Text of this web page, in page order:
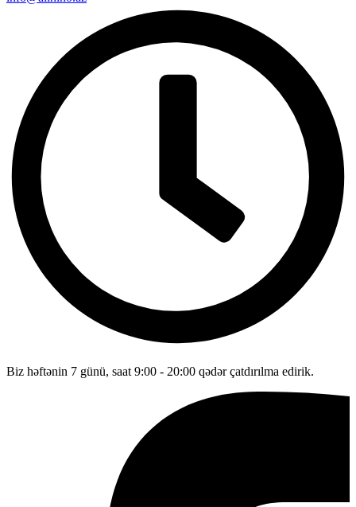
Biz həftənin 7 günü, saat 9:00 - 20:00 qədər çatdırılma edirik.